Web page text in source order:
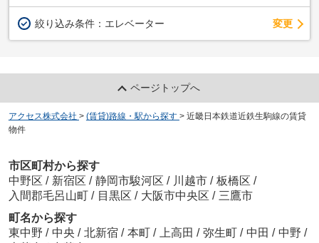
絞り込み条件： エレベーター 変更
ページトップへ
アクセス株式会社 > (賃貸)路線・駅から探す > 近畿日本鉄道近鉄生駒線の賃貸
物件
市区町村から探す
中野区 / 新宿区 / 静岡市駿河区 / 川越市 / 板橋区 /
入間郡毛呂山町 / 目黒区 / 大阪市中央区 / 三鷹市
町名から探す
東中野 / 中央 / 北新宿 / 本町 / 上高田 / 弥生町 / 中田 / 中野 /